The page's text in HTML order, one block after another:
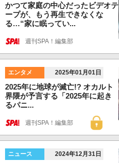
かつて家庭の中心だったビデオテ
ープが、もう再生できなくな
る…“家に眠ってい...
週刊SPA！編集部
エンタメ 2025年01月01日
2025年に地球が滅亡!? オカルト
界隈が予言する「2025年に起き
るパニ...
週刊SPA！編集部
ニュース 2024年12月31日